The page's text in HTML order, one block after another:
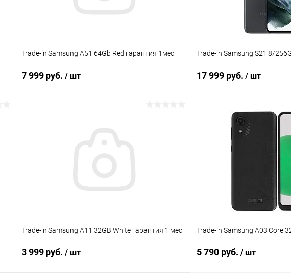
Trade-in Samsung A51 64Gb Red гарантия 1мес
7 999 руб. / шт
Trade-in Samsung S21 8/
17 999 руб. / шт
В
Trade-in Samsung A11 32GB White гарантия 1 мес
3 999 руб. / шт
Trade-in Samsung A03 Core
5 790 руб. / шт